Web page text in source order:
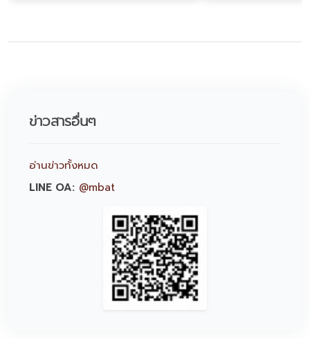
ข่าวสารอื่นๆ
อ่านข่าวทั้งหมด
LINE OA: @mbat